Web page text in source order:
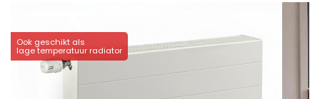
Ook geschikt als
lage temperatuur radiator